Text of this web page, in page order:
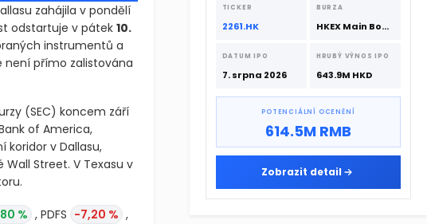
zahájila v pondělí
odstartuje v pátek 10.
instrumentů a
není přímo zalistována
(SEC) koncem září
of America,
koridor v Dallasu,
Wall Street. V Texasu v
% , PDFS -7,20 % ,
srpna 2026 s podporou CATL a
Hillhouse Investment.
TICKER
2261.HK
BURZA
HKEX Main Board
DATUM IPO
7. srpna 2026
HRUBÝ VÝNOS IPO
643.9M HKD
POTENCIÁLNÍ OCENĚNÍ
614.5M RMB
Zobrazit detail